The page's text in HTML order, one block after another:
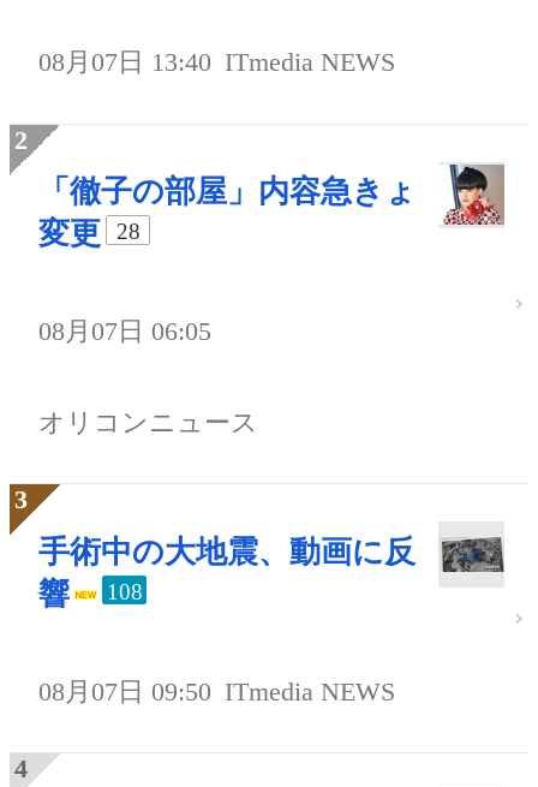
08月07日 13:40 ITmedia NEWS
「徹子の部屋」内容急きょ
変更
28
08月07日 06:05
オリコンニュース
手術中の大地震、動画に反
響
108
08月07日 09:50 ITmedia NEWS